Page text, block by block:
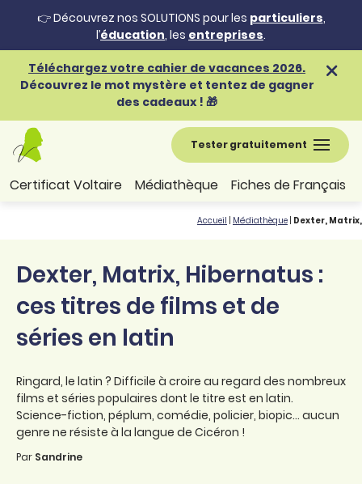
👉 Découvrez nos SOLUTIONS pour les particuliers,
l’éducation, les entreprises.
Téléchargez votre cahier de vacances 2026.
Découvrez le mot mystère et tentez de gagner
des cadeaux ! 🎁
Tester gratuitement
Certificat Voltaire Médiathèque Fiches de Français
Accueil Médiathèque Dexter,
Dexter, Matrix, Hibernatus :
ces titres de films et de
séries en latin
Ringard, le latin ? Difficile à croire au regard des nombreux
films et séries populaires dont le titre est en latin.
Science-fiction, péplum, comédie, policier, biopic… aucun
genre ne résiste à la langue de Cicéron !
Par Sandrine